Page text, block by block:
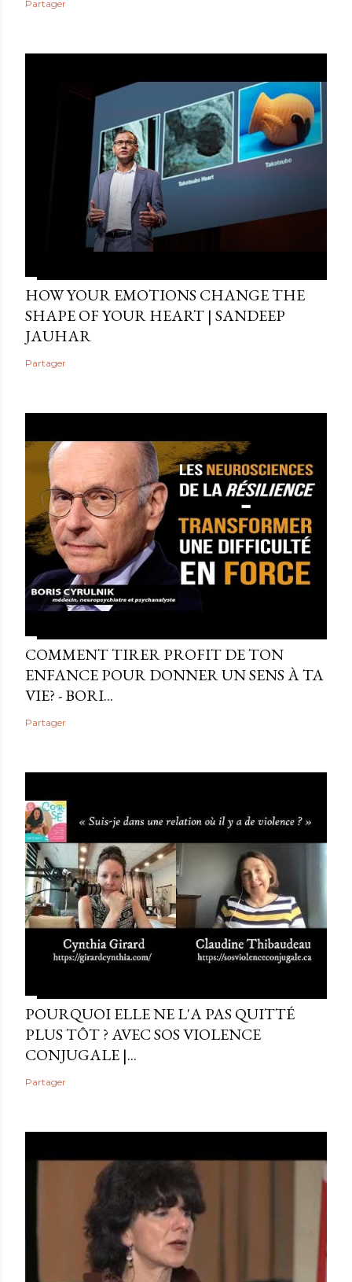
Partager
HOW YOUR EMOTIONS CHANGE THE
SHAPE OF YOUR HEART | SANDEEP
JAUHAR
Partager
COMMENT TIRER PROFIT DE TON
ENFANCE POUR DONNER UN SENS À TA
VIE? - BORI...
Partager
POURQUOI ELLE NE L'A PAS QUITTÉ
PLUS TÔT ? AVEC SOS VIOLENCE
CONJUGALE |...
Partager